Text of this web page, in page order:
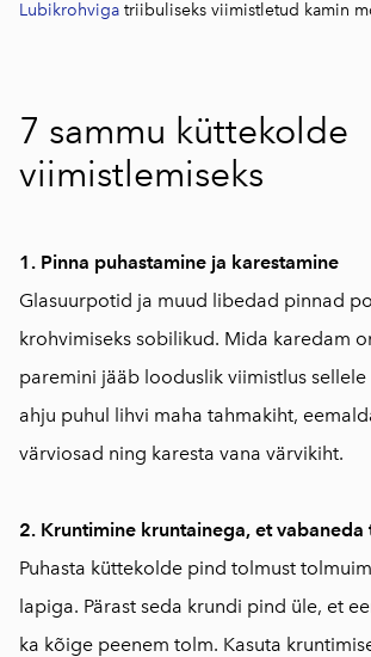
Lubikrohviga triibuliseks viimistletud kamin
7 sammu küttekolde
viimistlemiseks
1. Pinna puhastamine ja karestamine
Glasuurpotid ja muud libedad pinnad
krohvimiseks sobilikud. Mida karedam
paremini jääb looduslik viimistlus sellele
ahju puhul lihvi maha tahmakiht,
värviosad ning karesta vana värvikiht.
2. Kruntimine kruntainega, et vabaneda
Puhasta küttekolde pind tolmust
lapiga. Pärast seda krundi pind üle, et
ka kõige peenem tolm. Kasuta